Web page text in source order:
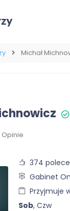
Michał
Opinie
374
Gabinet
Przyjmuje
Sob, Czw